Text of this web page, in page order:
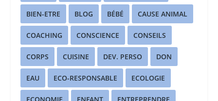
BIEN-ETRE BLOG BÉBÉ CAUSE ANIMAL
COACHING CONSCIENCE CONSEILS
CORPS CUISINE DEV. PERSO DON
EAU ECO-RESPONSABLE ECOLOGIE